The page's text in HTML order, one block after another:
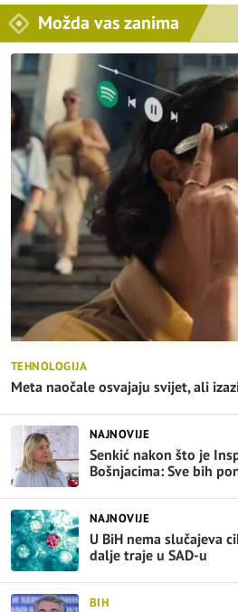
Možda vas zanima
TEHNOLOGIJA
Meta naočale osvajaju svijet, ali
NAJNOVIJE
Senkić nakon što je
Bošnjacima: Sve bih
NAJNOVIJE
U BiH nema slučajeva
dalje traje u SAD-u
BIH